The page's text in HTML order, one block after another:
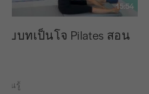
15:54
รับบทเป็นโจ Pilates สอน
ยนรู้